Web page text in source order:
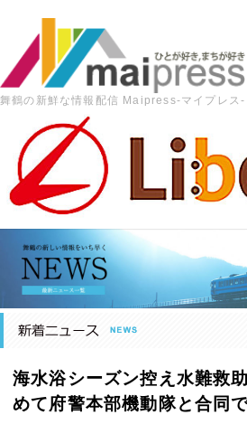
舞鶴の新鮮な情報配信 Maipress-マイプレス-
HOME > 最新の記事 > 地域ニュース
水難救助訓練 舞鶴署が初めて府警本部
海水浴シーズン控え水難救
めて府警本部機動隊と合同で